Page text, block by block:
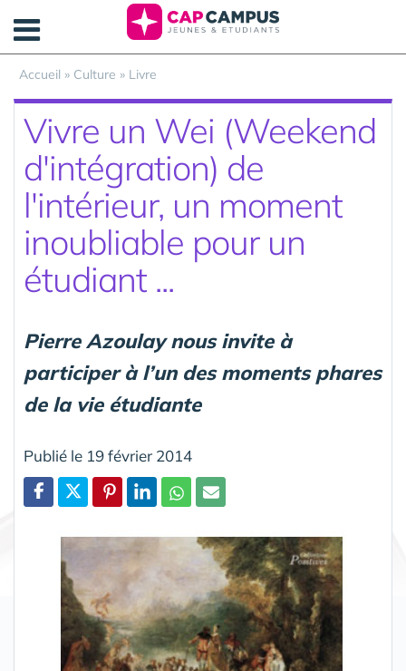
Accueil » Culture » Livre
Vivre un Wei (Weekend
d'intégration) de
l'intérieur, un moment
inoubliable pour un
étudiant ...
Pierre Azoulay nous invite à
participer à l’un des moments phares
de la vie étudiante
Publié le 19 février 2014
Panneau de gestion des cookies